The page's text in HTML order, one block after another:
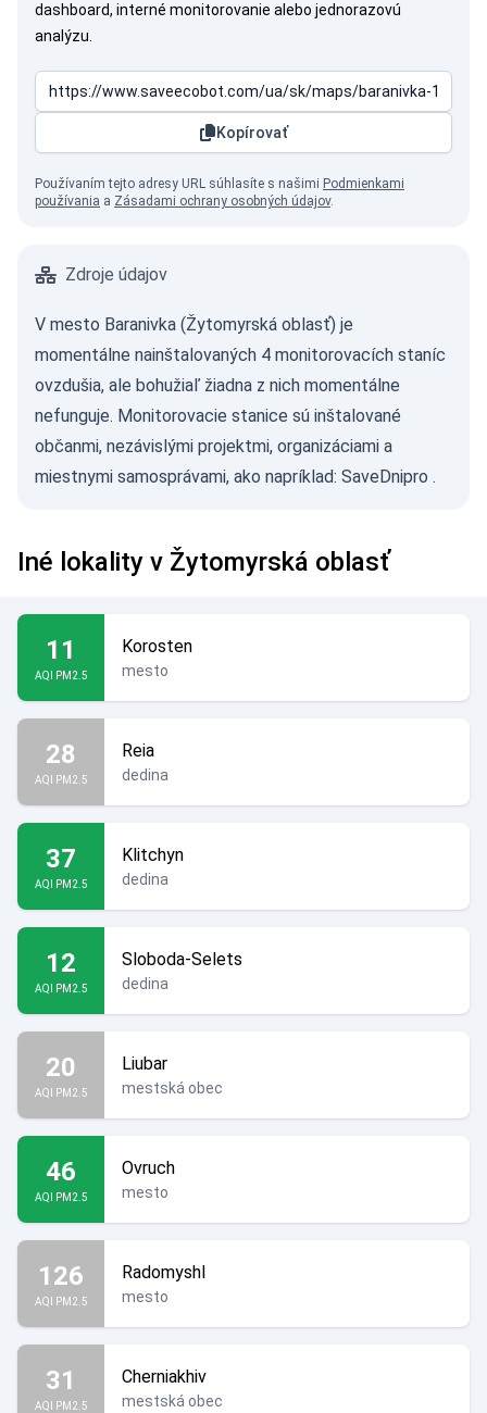
dashboard, interné monitorovanie alebo jednorazovú
analýzu.
Kopírovať
Používaním tejto adresy URL súhlasíte s našimi Podmienkami
používania a Zásadami ochrany osobných údajov.
Zdroje údajov
V mesto Baranivka (Žytomyrská oblasť) je
momentálne nainštalovaných 4 monitorovacích staníc
ovzdušia, ale bohužiaľ žiadna z nich momentálne
nefunguje. Monitorovacie stanice sú inštalované
občanmi, nezávislými projektmi, organizáciami a
miestnymi samosprávami, ako napríklad: SaveDnipro .
Iné lokality v Žytomyrská oblasť
11
AQI PM2.5
Korosten
mesto
28
AQI PM2.5
Reia
dedina
37
AQI PM2.5
Klitchyn
dedina
12
AQI PM2.5
Sloboda-Selets
dedina
20
AQI PM2.5
Liubar
mestská obec
46
AQI PM2.5
Ovruch
mesto
126
AQI PM2.5
Radomyshl
mesto
31
AQI PM2.5
Cherniakhiv
mestská obec